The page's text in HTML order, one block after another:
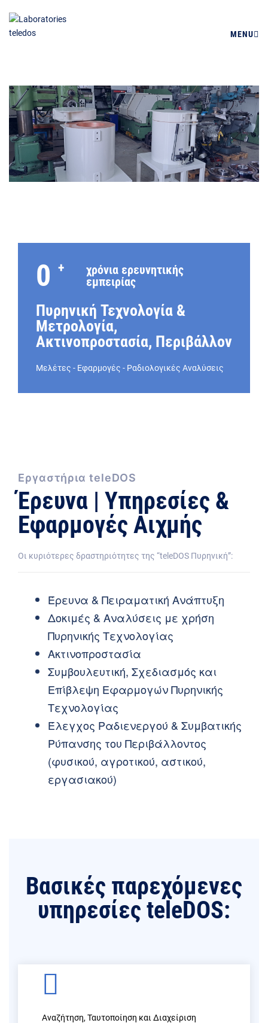
MENU
0 +
χρόνια ερευνητικής
εμπειρίας
Πυρηνική Τεχνολογία &
Μετρολογία,
Ακτινοπροστασία, Περιβάλλον
Μελέτες - Εφαρμογές - Ραδιολογικές Αναλύσεις
Εργαστήρια teleDOS
Έρευνα | Υπηρεσίες &
Εφαρμογές Αιχμής
Οι κυριότερες δραστηριότητες της “teleDOS Πυρηνική”:
Έρευνα & Πειραματική Ανάπτυξη
Δοκιμές & Αναλύσεις με χρήση
Πυρηνικής Τεχνολογίας
Ακτινοπροστασία
Συμβουλευτική, Σχεδιασμός και
Επίβλεψη Εφαρμογών Πυρηνικής
Τεχνολογίας
Έλεγχος Ραδιενεργού & Συμβατικής
Ρύπανσης του Περιβάλλοντος
(φυσικού, αγροτικού, αστικού,
εργασιακού)
Βασικές παρεχόμενες
υπηρεσίες teleDOS:
Αναζήτηση, Ταυτοποίηση και Διαχείριση